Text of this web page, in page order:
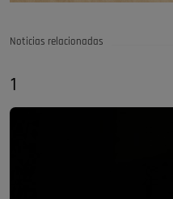
Noticias relacionadas
1